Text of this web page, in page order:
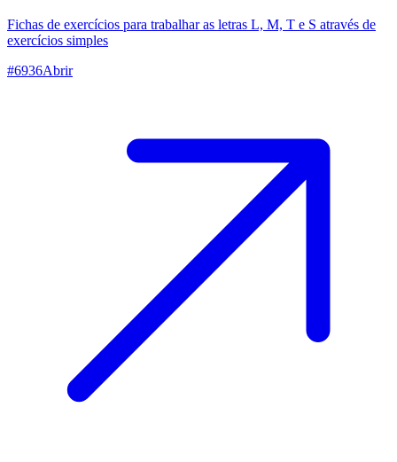
Fichas de exercícios para trabalhar as letras L, M, T e S através de
exercícios simples
#6936Abrir